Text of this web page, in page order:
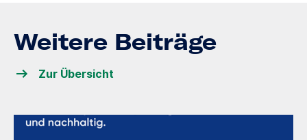
Weitere Beiträge
Zur Übersicht